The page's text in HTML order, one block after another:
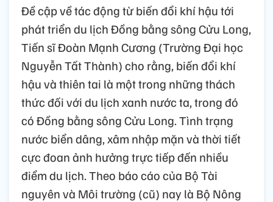
Đề cập về tác động từ biến đổi khí hậu tới
phát triển du lịch Đồng bằng sông Cửu Long,
Tiến sĩ Đoàn Mạnh Cương (Trường Đại học
Nguyễn Tất Thành) cho rằng, biến đổi khí
hậu và thiên tai là một trong những thách
thức đối với du lịch xanh nước ta, trong đó
có Đồng bằng sông Cửu Long. Tình trạng
nước biển dâng, xâm nhập mặn và thời tiết
cực đoan ảnh hưởng trực tiếp đến nhiều
điểm du lịch. Theo báo cáo của Bộ Tài
nguyên và Môi trường (cũ) nay là Bộ Nông